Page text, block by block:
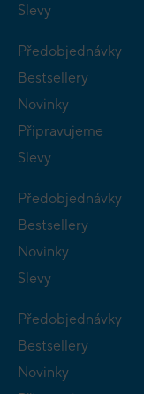
Slevy
Předobjednávky
Bestsellery
Novinky
Připravujeme
Slevy
Předobjednávky
Bestsellery
Novinky
Slevy
Předobjednávky
Bestsellery
Novinky